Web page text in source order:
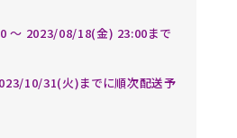
〜 2023/08/18(金) 23:00まで
10/31(火)までに順次配送予